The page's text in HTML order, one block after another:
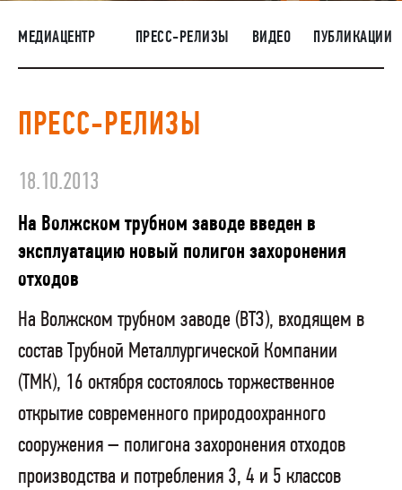
НАШИ ЛЮДИ
ОКРУЖАЮЩАЯ СРЕДА
ЗАКУПКИ
МЕДИАЦЕНТР ПРЕСС-РЕЛИЗЫ ВИДЕО ПУБЛИКАЦИИ
ПРЕСС-РЕЛИЗЫ
18.10.2013
На Волжском трубном заводе введен в
эксплуатацию новый полигон захоронения
отходов
На Волжском трубном заводе (ВТЗ), входящем в
состав Трубной Металлургической Компании
(ТМК), 16 октября состоялось торжественное
открытие современного природоохранного
сооружения – полигона захоронения отходов
производства и потребления 3, 4 и 5 классов